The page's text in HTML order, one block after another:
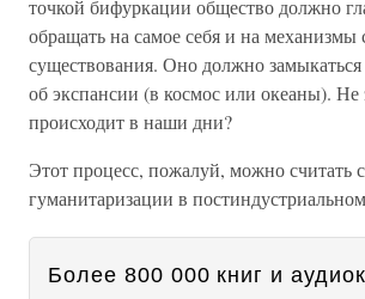
точкой бифуркации общество должно
обращать на самое себя и на механизмы
существования. Оно должно замыкаться
об экспансии (в космос или океаны). Не
происходит в наши дни?
Этот процесс, пожалуй, можно считать
гуманитаризации в
Более 800 000 книг и